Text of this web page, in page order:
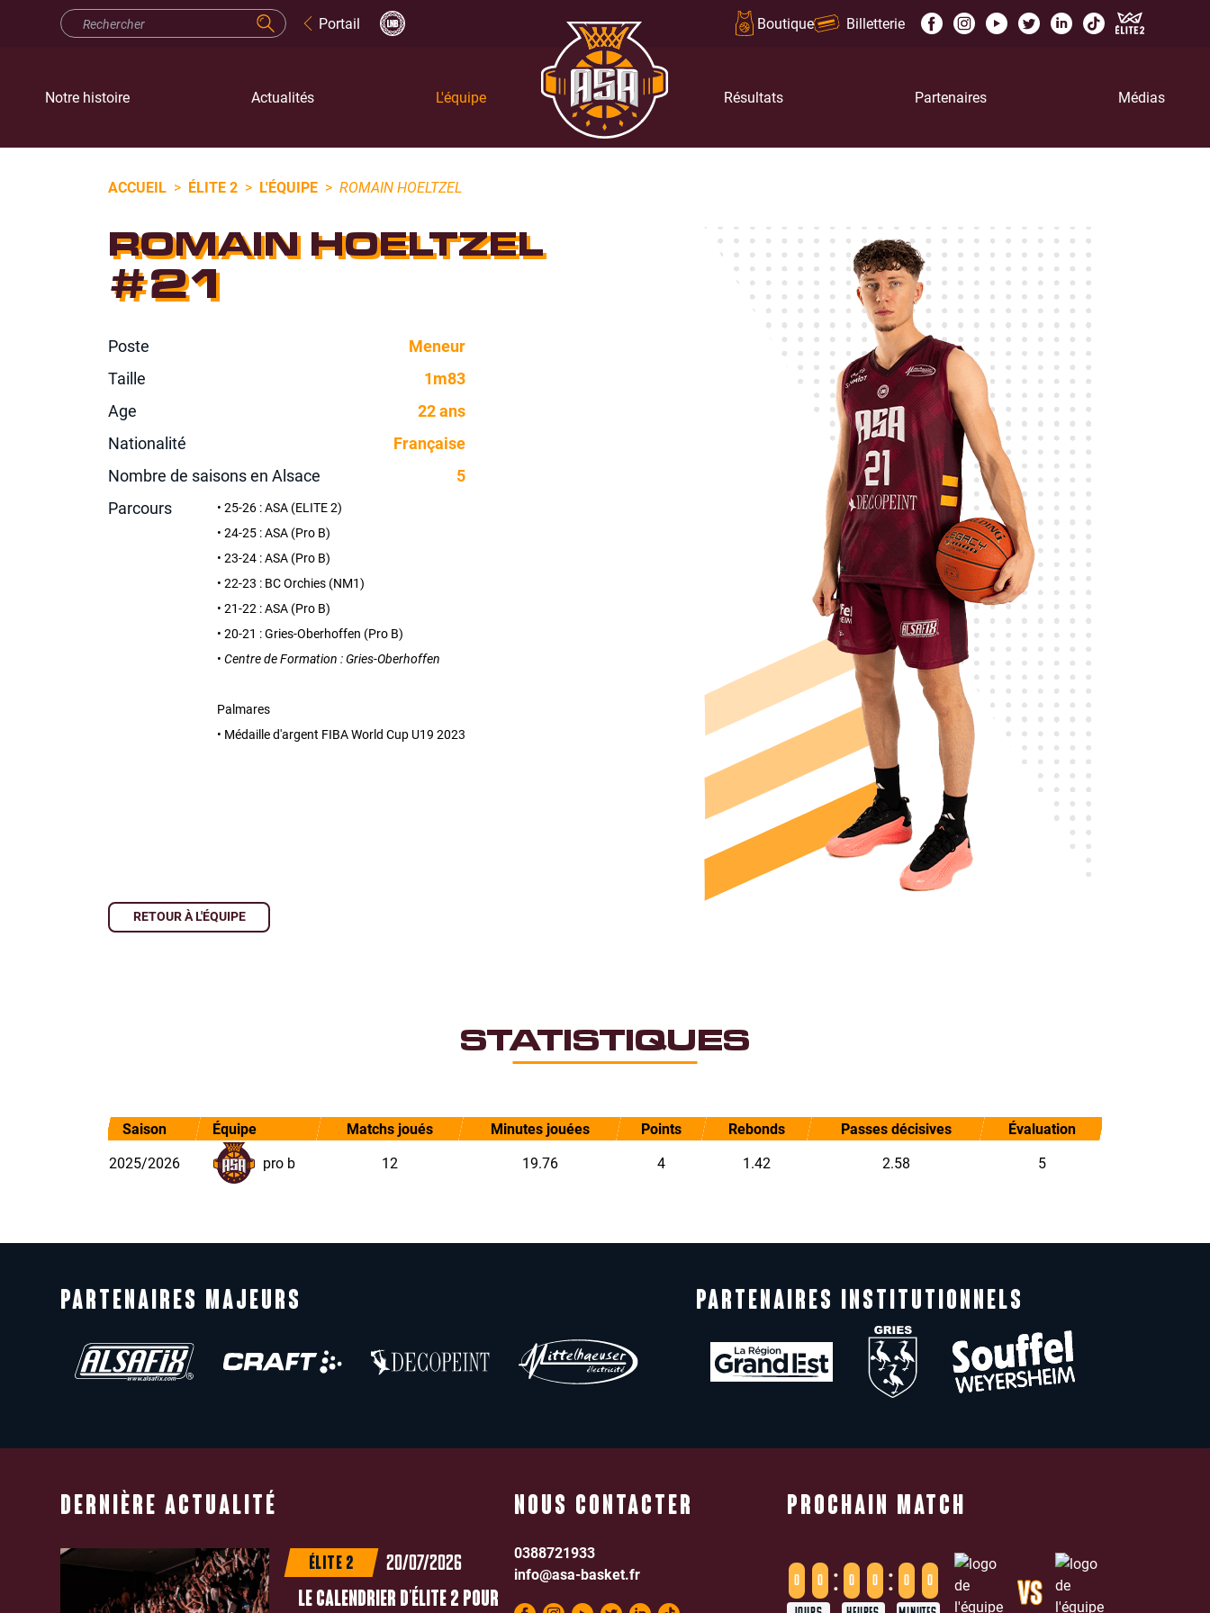
Portail Boutique Billetterie
Notre histoire Actualités L'équipe Résultats Partenaires Médias
ACCUEIL > ÉLITE 2 > L'ÉQUIPE > ROMAIN HOELTZEL
ROMAIN HOELTZEL
#21
Poste
Meneur
Taille
1m83
Age
22 ans
Nationalité
Française
Nombre de saisons en Alsace
5
Parcours
• 25-26 : ASA (ELITE 2)
• 24-25 : ASA (Pro B)
• 23-24 : ASA (Pro B)
• 22-23 : BC Orchies (NM1)
• 21-22 : ASA (Pro B)
• 20-21 : Gries-Oberhoffen (Pro B)
•Centre de Formation : Gries-Oberhoffen
Palmares
• Médaille d'argent FIBA World Cup U19 2023
RETOUR À L'ÉQUIPE
STATISTIQUES
Saison Équipe Matchs joués Minutes jouées Points Rebonds Passes décisives
Évaluation
2025/2026
pro b 12 19.76 4 1.42 2.58 5
PARTENAIRES MAJEURS PARTENAIRES INSTITUTIONNELS
DERNIÈRE ACTUALITÉ
ÉLITE 2 20/07/2026
LE CALENDRIER D’ÉLITE 2 POUR
NOUS CONTACTER
0388721933
info@asa-basket.fr
PROCHAIN MATCH
0 0 : 0 0 : 0 0 VS